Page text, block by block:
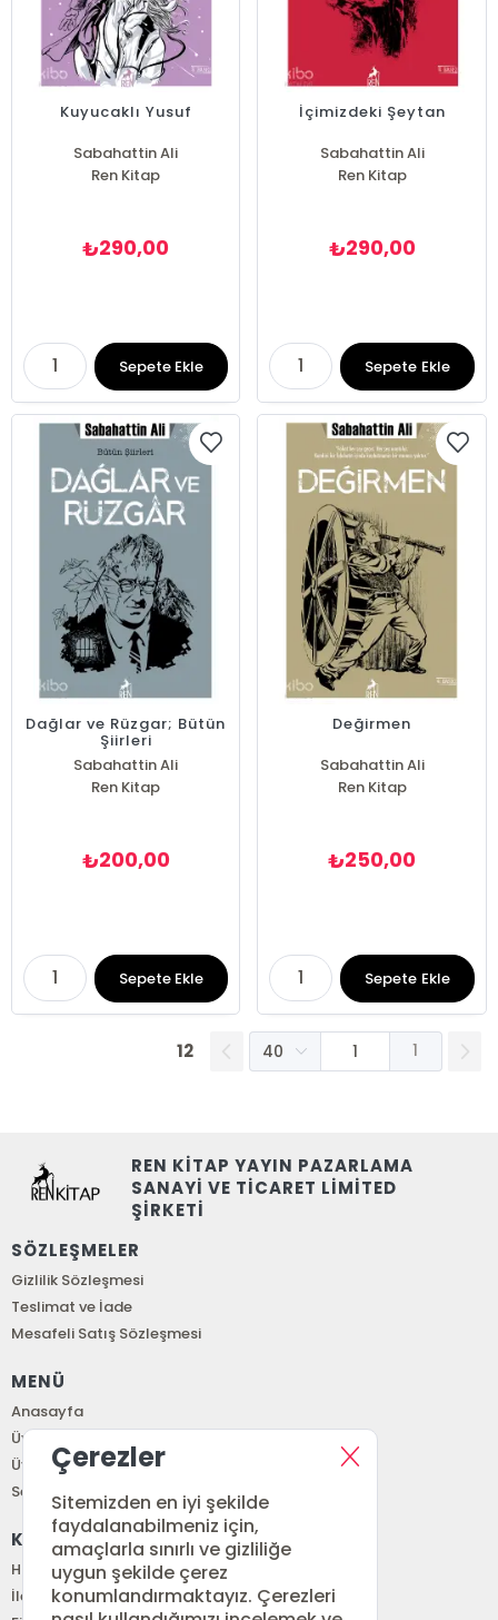
Kuyucaklı Yusuf
Sabahattin Ali
Ren Kitap
₺290,00
Sepete Ekle
İçimizdeki Şeytan
Sabahattin Ali
Ren Kitap
₺290,00
Sepete Ekle
Dağlar ve Rüzgar; Bütün
Şiirleri
Sabahattin Ali
Ren Kitap
₺200,00
Sepete Ekle
Değirmen
Sabahattin Ali
Ren Kitap
₺250,00
Sepete Ekle
12 1
REN KİTAP YAYIN PAZARLAMA
SANAYİ VE TİCARET LİMİTED
ŞİRKETİ
SÖZLEŞMELER
Gizlilik Sözleşmesi
Teslimat ve İade
Mesafeli Satış Sözleşmesi
MENÜ
Anasayfa
Üye Girişi
Üye Ol
Sepetim
KURUMSAL
Hakkımızda
İletişim
Çerezler
Sitemizden en iyi şekilde
faydalanabilmeniz için,
amaçlarla sınırlı ve gizliliğe
uygun şekilde çerez
konumlandırmaktayız. Çerezleri